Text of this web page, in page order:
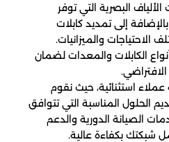
البصرية التي توفر
إلى تمديد كابلات
الاحتياجات والميزانيات.
الكابلات والمعدات لضمان
استثنائية، حيث نقوم
الحلول المناسبة التي تتوافق
الصيانة الدورية والدعم
شبكتك بكفاءة عالية.